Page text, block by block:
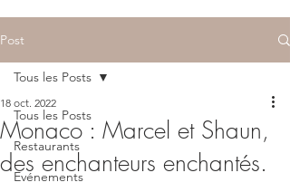
Post
Tous les Posts
Restaurants
Evénements
Tous les Posts
Monaco : Marcel et Shaun,
des enchanteurs enchantés.
18 oct. 2022